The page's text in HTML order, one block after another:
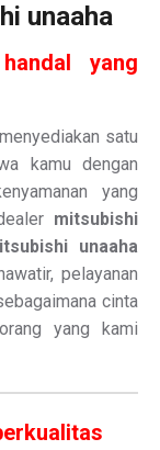
unaaha
yang
satu
kamu dengan
yang
mitsubishi
unaaha
pelayanan
cinta
yang kami